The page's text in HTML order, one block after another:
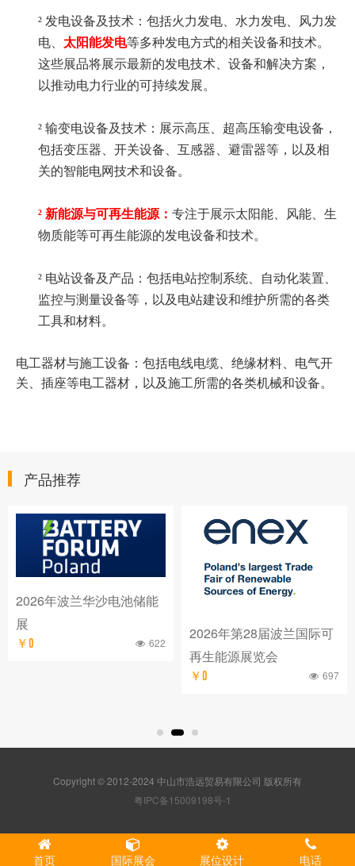
² 发电设备及技术：包括火力发电、水力发电、风力发
电、 太阳能发电等多种发电方式的相关设备和技术。
这些展品将展示最新的发电技术、设备和解决方案，
以推动电力行业的可持续发展。
² 输变电设备及技术：展示高压、超高压输变电设备，
包括变压器、开关设备、互感器、避雷器等，以及相
关的智能电网技术和设备。
² 新能源与可再生能源： 专注于展示太阳能、风能、生
物质能等可再生能源的发电设备和技术。
² 电站设备及产品：包括电站控制系统、自动化装置、
监控与测量设备等，以及电站建设和维护所需的各类
工具和材料。
电工器材与施工设备：包括电线电缆、绝缘材料、电气开
关、插座等电工器材，以及施工所需的各类机械和设备。
产品推荐
2027年1月第六届波兰华
太阳能展 SOLAR
Copyright © 2012-2024 中山市浩远贸易有限公司 版权所有
粤IPC备15009198号-1
首页 国际展会 展位设计 电话